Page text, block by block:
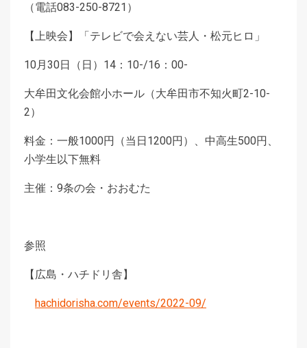
（電話083-250-8721）
【上映会】「テレビで会えない芸人・松元ヒロ」
10月30日（日）14：10-/16：00-
大牟田文化会館小ホール（大牟田市不知火町2-10-
2）
料金：一般1000円（当日1200円）、中高生500円、
小学生以下無料
主催：9条の会・おおむた
参照
【広島・ハチドリ舎】
hachidorisha.com/events/2022-09/